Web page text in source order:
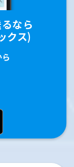
なら
クス)